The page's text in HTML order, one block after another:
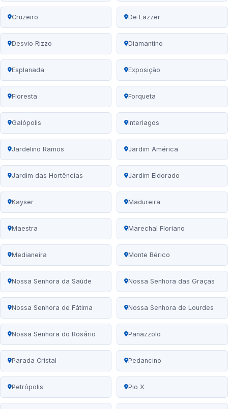
Cruzeiro De Lazzer
Desvio Rizzo Diamantino
Esplanada Exposição
Floresta Forqueta
Galópolis Interlagos
Jardelino Ramos Jardim América
Jardim das Hortências Jardim Eldorado
Kayser Madureira
Maestra Marechal Floriano
Medianeira Monte Bérico
Nossa Senhora da Saúde Nossa Senhora das Graças
Nossa Senhora de Fátima Nossa Senhora de Lourdes
Nossa Senhora do Rosário Panazzolo
Parada Cristal Pedancino
Petrópolis Pio X